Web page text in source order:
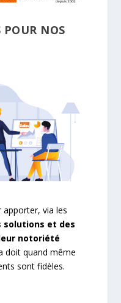
NOS
via les
solutions et des
notoriété
doit quand même
sont fidèles.